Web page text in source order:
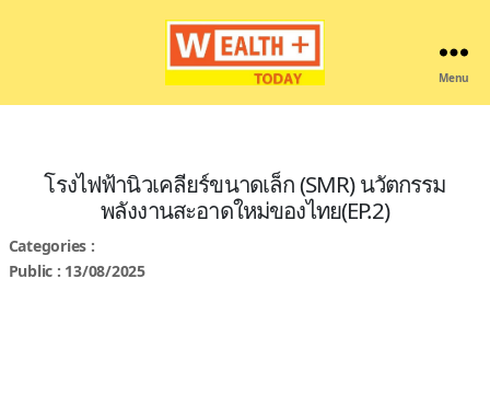
Menu
โรงไฟฟ้านิวเคลียร์ขนาดเล็ก (SMR) นวัตกรรม
พลังงานสะอาดใหม่ของไทย(EP.2)
Categories :
Public : 13/08/2025